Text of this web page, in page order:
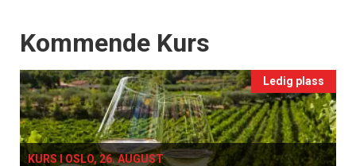
Events
Kommende Kurs
Ledig plass
KURS I OSLO, 26. AUGUST